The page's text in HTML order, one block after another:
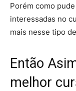
Porém como
interessadas no
mais nesse tipo
Então
melhor